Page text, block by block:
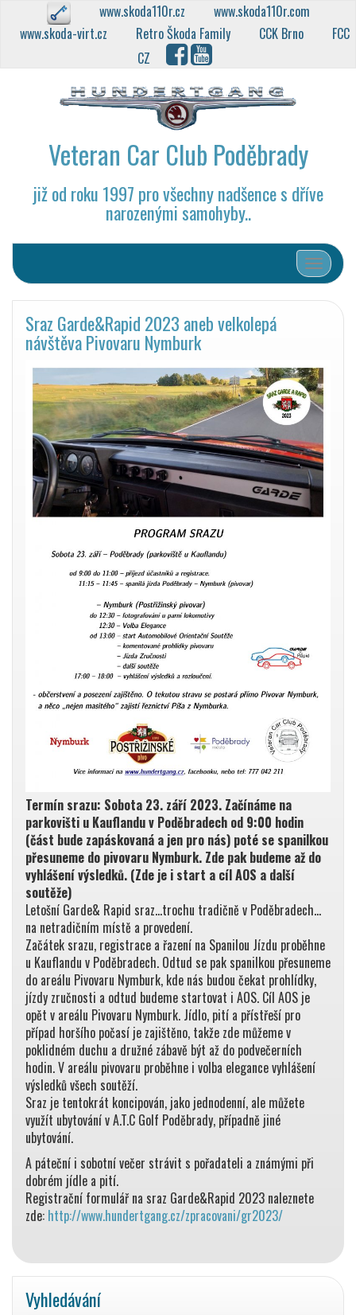
www.skoda110r.cz
www.skoda110r.com
www.skoda-virt.cz
Retro Škoda Family CCK Brno
FCC
CZ
Veteran Car Club Poděbrady
již od roku 1997 pro všechny nadšence s dříve
narozenými samohyby..
Sraz Garde&Rapid 2023 aneb velkolepá
návštěva Pivovaru Nymburk
Termín srazu: Sobota 23. září 2023. Začínáme na
parkovišti u Kauflandu v Poděbradech od 9:00 hodin
(část bude zapáskovaná a jen pro nás) poté se spanilkou
přesuneme do pivovaru Nymburk. Zde pak budeme až do
vyhlášení výsledků. (Zde je i start a cíl AOS a další
soutěže)
Letošní Garde& Rapid sraz…trochu tradičně v Poděbradech…
na netradičním místě a provedení.
Začátek srazu, registrace a řazení na Spanilou Jízdu proběhne
u Kauflandu v Poděbradech. Odtud se pak spanilkou přesuneme
do areálu Pivovaru Nymburk, kde nás budou čekat prohlídky,
jízdy zručnosti a odtud budeme startovat i AOS. Cíl AOS je
opět v areálu Pivovaru Nymburk. Jídlo, pití a přístřeší pro
případ horšího počasí je zajištěno, takže zde můžeme v
poklidném duchu a družné zábavě být až do podvečerních
hodin. V areálu pivovaru proběhne i volba elegance vyhlášení
výsledků všech soutěží.
Sraz je tentokrát koncipován, jako jednodenní, ale můžete
využít ubytování v A.T.C Golf Poděbrady, případně jiné
ubytování.
A páteční i sobotní večer strávit s pořadateli a známými při
dobrém jídle a pití.
Registrační formulář na sraz Garde&Rapid 2023 naleznete
zde: http://www.hundertgang.cz/zpracovani/gr2023/
Vyhledávání